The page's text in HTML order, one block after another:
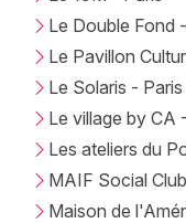
Le Double Fond
Le Pavillon
Le Solaris - Paris
Le village by CA
Les ateliers du
MAIF Social
Maison de